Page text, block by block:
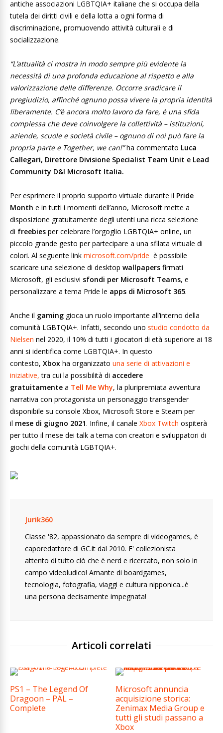
antiche associazioni LGBTQIA+ italiane che si occupa della
tutela dei diritti civili e della lotta a ogni forma di
discriminazione, promuovendo attività culturali e di
socializzazione.
“L’attualità ci mostra in modo sempre più evidente la
necessità di una profonda educazione al rispetto e alla
valorizzazione delle differenze. Occorre sradicare il
pregiudizio, affinché ognuno possa vivere la propria identità
liberamente. C’è ancora molto lavoro da fare, è una sfida
complessa che deve coinvolgere la collettività – istituzioni,
aziende, scuole e società civile – ognuno di noi può fare la
propria parte e Together, we can!”ha commentato Luca
Callegari, Direttore Divisione Specialist Team Unit e Lead
Community D&I Microsoft Italia.
Per esprimere il proprio supporto virtuale durante il Pride
Month e in tutti i momenti dell’anno, Microsoft mette a
disposizione gratuitamente degli utenti una ricca selezione
di freebies per celebrare l’orgoglio LGBTQIA+ online, un
piccolo grande gesto per partecipare a una sfilata virtuale di
colori. Al seguente link microsoft.com/pride è possibile
scaricare una selezione di desktop wallpapers firmati
Microsoft, gli esclusivi sfondi per Microsoft Teams, e
personalizzare a tema Pride le apps di Microsoft 365.
Anche il gaming gioca un ruolo importante all’interno della
comunità LGBTQIA+. Infatti, secondo uno studio condotto da
Nielsen nel 2020, il 10% di tutti i giocatori di età superiore ai 18
anni si identifica come LGBTQIA+. In questo
contesto, Xbox ha organizzato una serie di attivazioni e
iniziative, tra cui la possibilità di accedere
gratuitamente a Tell Me Why, la pluripremiata avventura
narrativa con protagonista un personaggio transgender
disponibile su console Xbox, Microsoft Store e Steam per
il mese di giugno 2021. Infine, il canale Xbox Twitch ospiterà
per tutto il mese dei talk a tema con creatori e sviluppatori di
giochi della comunità LGBTQIA+.
Jurik360
Classe '82, appassionato da sempre di videogames, è
caporedattore di GC.it dal 2010. E' collezionista
attento di tutto ciò che è nerd e ricercato, non solo in
campo videoludico! Amante di boardgames,
tecnologia, fotografia, viaggi e cultura nipponica...è
una persona decisamente impegnata!
Articoli correlati
PS1 – The Legend Of
Dragoon – PAL –
Complete
Microsoft annuncia
acquisizione storica:
Zenimax Media Group e
tutti gli studi passano a
Xbox